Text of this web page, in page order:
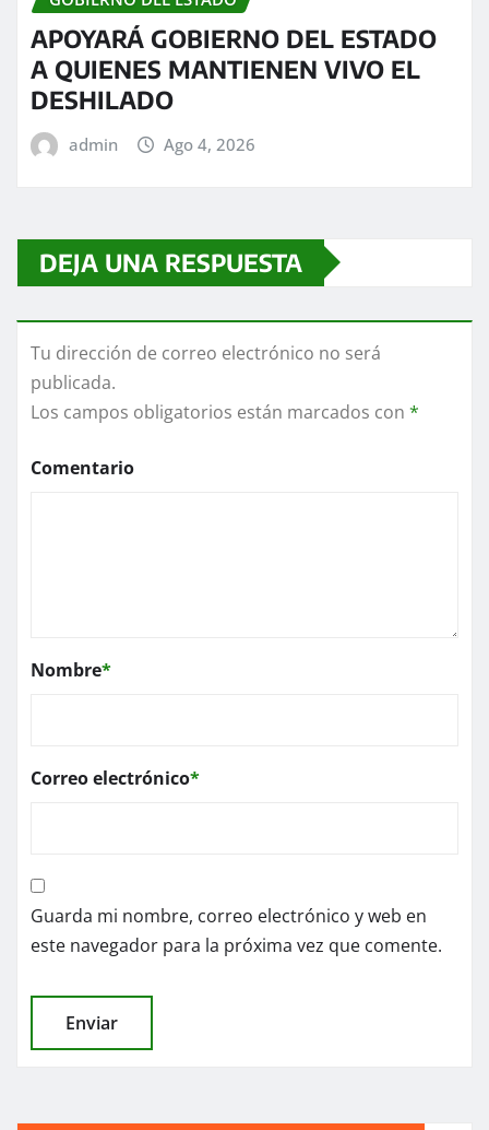
APOYARÁ GOBIERNO DEL ESTADO
A QUIENES MANTIENEN VIVO EL
DESHILADO
admin Ago 4, 2026
DEJA UNA RESPUESTA
Tu dirección de correo electrónico no será
publicada.
Los campos obligatorios están marcados con *
Comentario
Nombre*
Correo electrónico*
Guarda mi nombre, correo electrónico y web en
este navegador para la próxima vez que comente.